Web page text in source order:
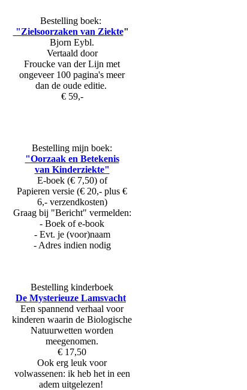
Bestelling boek:
"Zielsoorzaken van Ziekte"
Bjorn Eybl.
Vertaald door
Froucke van der Lijn met
ongeveer 100 pagina's meer
dan de oude editie.
€ 59,-
Bestelling mijn boek:
"Oorzaak en Betekenis
van Kinderziekte"
E-boek (€ 7,50) of
Papieren versie (€ 20,- plus €
6,- verzendkosten)
Graag bij "Bericht" vermelden:
- Boek of e-book
- Evt. je (voor)naam
- Adres indien nodig
Bestelling kinderboek
De Mysterieuze Lamsvacht
Een spannend verhaal voor
kinderen waarin de Biologische
Natuurwetten worden
meegenomen.
€ 17,50
Ook erg leuk voor
volwassenen: ik heb het in een
adem uitgelezen!